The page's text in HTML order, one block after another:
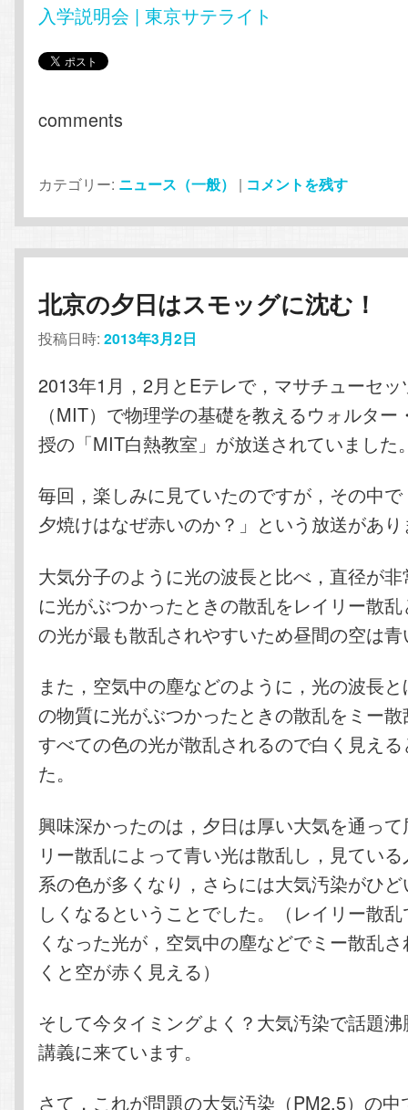
入学説明会 | 東京サテライト
comments
カテゴリー: ニュース（一般） | コメントを残す
北京の夕日はスモッグに沈む！
投稿日時:2013年3月2日
2013年1月，2月とEテレで，マサチューセ
（MIT）で物理学の基礎を教えるウォルタ
授の「MIT白熱教室」が放送されていました
毎回，楽しみに見ていたのですが，その中
夕焼けはなぜ赤いのか？」という放送があ
大気分子のように光の波長と比べ，直径が
に光がぶつかったときの散乱をレイリー散
の光が最も散乱されやすいため昼間の空は
また，空気中の塵などのように，光の波長
の物質に光がぶつかったときの散乱をミー
すべての色の光が散乱されるので白く見え
た。
興味深かったのは，夕日は厚い大気を通っ
リー散乱によって青い光は散乱し，見てい
系の色が多くなり，さらには大気汚染がひ
しくなるということでした。（レイリー散
くなった光が，空気中の塵などでミー散乱
くと空が赤く見える）
そして今タイミングよく？大気汚染で話題
講義に来ています。
さて，これが問題の大気汚染（PM2.5）の